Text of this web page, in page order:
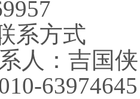
系方式
人： 吉国侠